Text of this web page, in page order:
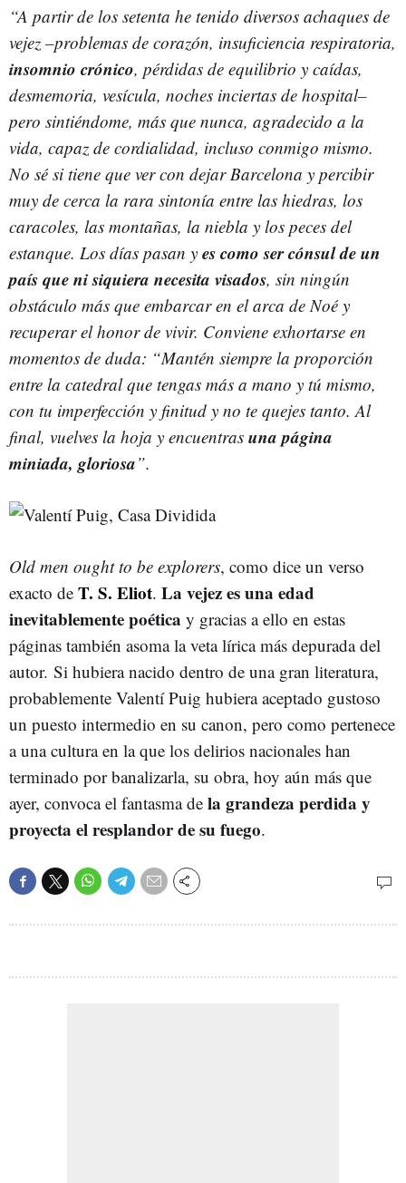
“A partir de los setenta he tenido diversos achaques de
vejez –problemas de corazón, insuficiencia respiratoria,
insomnio crónico, pérdidas de equilibrio y caídas,
desmemoria, vesícula, noches inciertas de hospital–
pero sintiéndome, más que nunca, agradecido a la
vida, capaz de cordialidad, incluso conmigo mismo.
No sé si tiene que ver con dejar Barcelona y percibir
muy de cerca la rara sintonía entre las hiedras, los
caracoles, las montañas, la niebla y los peces del
estanque. Los días pasan y es como ser cónsul de un
país que ni siquiera necesita visados, sin ningún
obstáculo más que embarcar en el arca de Noé y
recuperar el honor de vivir. Conviene exhortarse en
momentos de duda: “Mantén siempre la proporción
entre la catedral que tengas más a mano y tú mismo,
con tu imperfección y finitud y no te quejes tanto. Al
final, vuelves la hoja y encuentras una página
miniada, gloriosa”.
Old men ought to be explorers, como dice un verso
exacto de T. S. Eliot. La vejez es una edad
inevitablemente poética y gracias a ello en estas
páginas también asoma la veta lírica más depurada del
autor. Si hubiera nacido dentro de una gran literatura,
probablemente Valentí Puig hubiera aceptado gustoso
un puesto intermedio en su canon, pero como pertenece
a una cultura en la que los delirios nacionales han
terminado por banalizarla, su obra, hoy aún más que
ayer, convoca el fantasma de la grandeza perdida y
proyecta el resplandor de su fuego.